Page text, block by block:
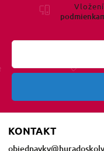
KONTAKT
objednavky@